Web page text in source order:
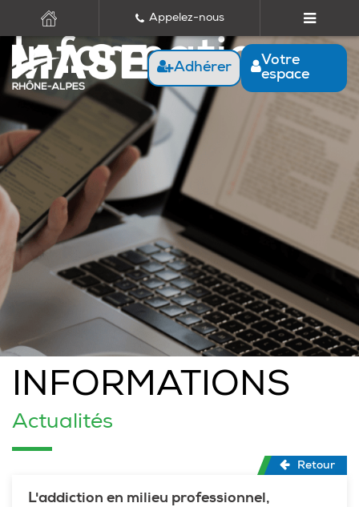
Appelez-nous
Adhérer
Votre
espace
Informations
INFORMATIONS
Actualités
Retour
L'addiction en milieu professionnel,